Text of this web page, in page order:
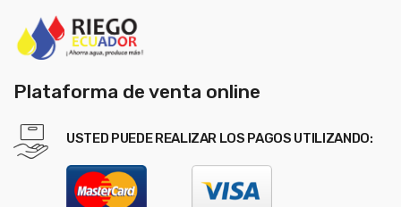
Plataforma de venta online
USTED PUEDE REALIZAR LOS PAGOS UTILIZANDO: